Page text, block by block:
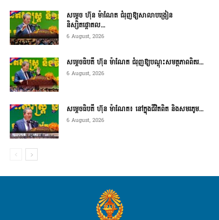
សម្តេច ហ៊ុន ម៉ាណែត ជំរុញឱ្យសាលាបង្រៀន
និស្សិតផ្តោតល...
6 August, 2026
សម្តេចធិបតី ហ៊ុន ម៉ាណែត ជំរុញឱ្យបណ្តុះសមត្ថភាពពិតរ...
6 August, 2026
សម្តេចធិបតី ហ៊ុន ម៉ាណែត៖ នៅក្នុងជីវិតពិត និងសមរភូម...
6 August, 2026